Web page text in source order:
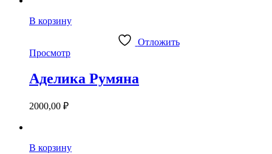
В корзину
Отложить
Просмотр
Аделика Румяна
2000,00 ₽
В корзину